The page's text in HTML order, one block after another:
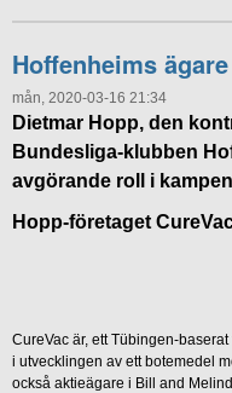
Hoffenheims
mån, 2020-03-16 21:34
Dietmar Hopp, den
Bundesliga-klubben
avgörande roll i
Hopp-företaget
CureVac är, ett Tübingen-
i utvecklingen av ett botemedel
också aktieägare i Bill and